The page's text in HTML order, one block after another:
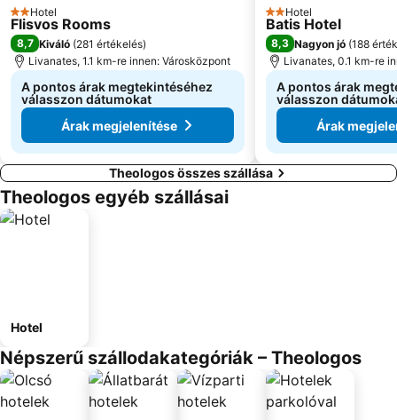
2 Kategória
Hotel
Flisvos Rooms
8,7 Kiváló (281 értékelés)
Livanates, 1.1 km-re innen: Városközpont
A pontos árak megtekintéséhez
válasszon dátumokat
Árak megjelenítése
2 Kategória
Hotel
Batis Hotel
8,3 Nagyon jó (188
Livanates, 0.1 km-re
A pontos árak
válasszon
Árak
Theologos összes szállása
Theologos egyéb szállásai
Hotel
Népszerű szállodakategóriák – Theologos